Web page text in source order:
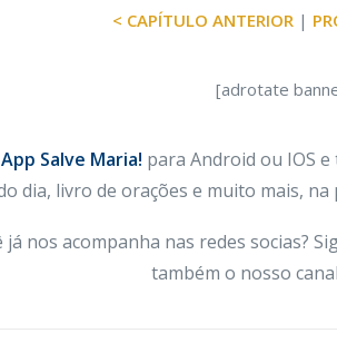
< CAPÍTULO ANTERIOR |
[adrotate
App Salve Maria! para Android ou IOS
dia, livro de orações e muito mais, na
já nos acompanha nas redes socias?
também o nosso